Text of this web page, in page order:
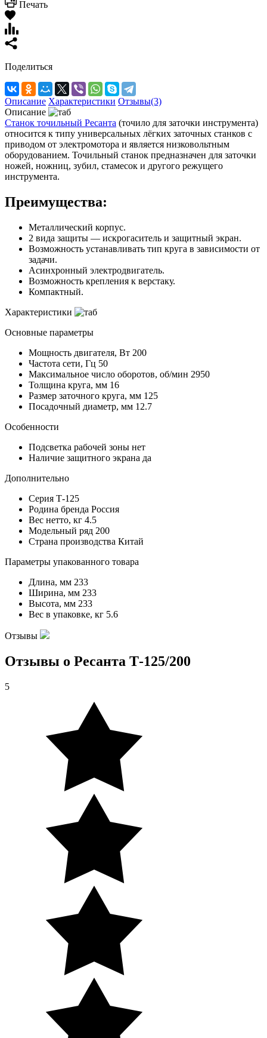
Печать
Поделиться
Описание Характеристики Отзывы(3)
Описание
Станок точильный Ресанта (точило для заточки инструмента)
относится к типу универсальных лёгких заточных станков с
приводом от электромотора и является низковольтным
оборудованием. Точильный станок предназначен для заточки
ножей, ножниц, зубил, стамесок и другого режущего
инструмента.
Преимущества:
Металлический корпус.
2 вида защиты — искрогаситель и защитный экран.
Возможность устанавливать тип круга в зависимости от
задачи.
Асинхронный электродвигатель.
Возможность крепления к верстаку.
Компактный.
Характеристики
Основные параметры
Мощность двигателя, Вт 200
Частота сети, Гц 50
Максимальное число оборотов, об/мин 2950
Толщина круга, мм 16
Размер заточного круга, мм 125
Посадочный диаметр, мм 12.7
Особенности
Подсветка рабочей зоны нет
Наличие защитного экрана да
Дополнительно
Серия Т-125
Родина бренда Россия
Вес нетто, кг 4.5
Модельный ряд 200
Страна производства Китай
Параметры упакованного товара
Длина, мм 233
Ширина, мм 233
Высота, мм 233
Вес в упаковке, кг 5.6
Отзывы
Отзывы о Ресанта Т-125/200
5